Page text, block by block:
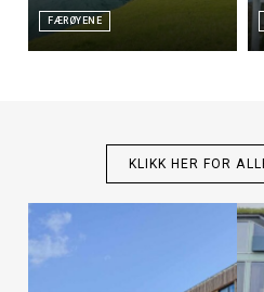
FÆRØYENE
KLIKK HER FOR